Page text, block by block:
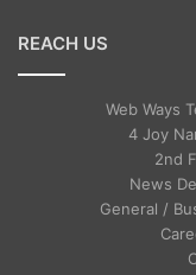
REACH US
Web Ways
4 Joy
2nd
News
General /